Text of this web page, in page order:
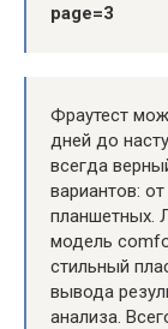
page=3
Фраутест
дней до
всегда
вариантов:
планшетных.
модель
стильный
вывода
анализа.